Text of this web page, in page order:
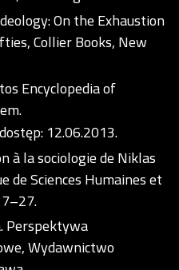
On the Exhaustion
Collier Books, New
Encyclopedia of
.
12.06.2013.
à la sociologie de Niklas
de Sciences Humaines et
Perspektywa
Wydawnictwo